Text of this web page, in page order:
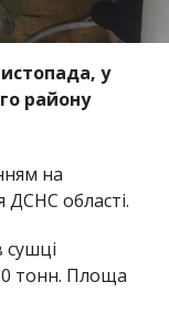
у
району
на
ДСНС області.
сушці
тонн. Площа